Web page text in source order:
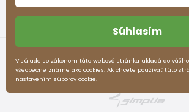
pidilidi.sk © 2026. Webdesign
Súhlasím
V súlade so zákonom táto webová stránka ukladá do
všeobecne známe ako cookies. Ak chcete používať túto
nastavením súborov cookie.